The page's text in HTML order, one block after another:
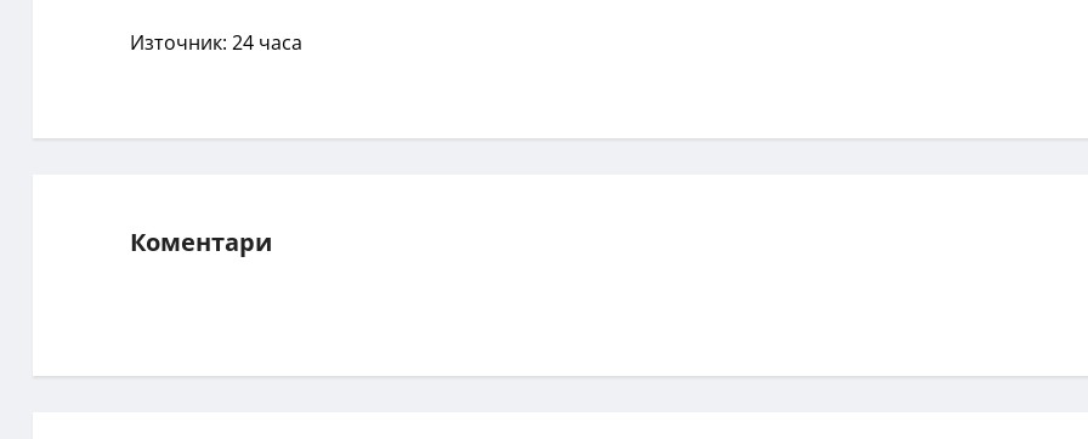
Източник: 24 часа
Коментари